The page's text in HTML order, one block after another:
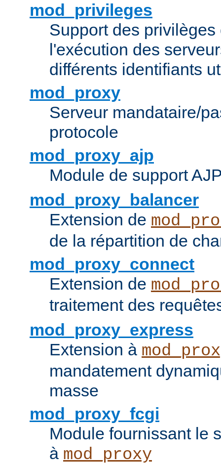
mod_privileges
Support des
l'exécution des
différents identifiants
mod_proxy
Serveur mandataire/
protocole
mod_proxy_ajp
Module de support
mod_proxy_balancer
Extension de
de la répartition de
mod_proxy_connect
Extension de
traitement des
mod_proxy_express
Extension à
mandatement
masse
mod_proxy_fcgi
Module fournissant le
à mod_proxy